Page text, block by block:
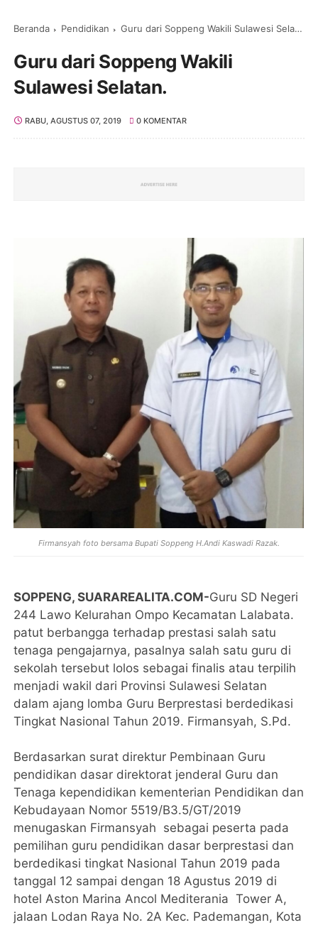
Beranda Pendidikan Guru dari Soppeng Wakili Sulawesi Selatan.
Guru dari Soppeng Wakili
Sulawesi Selatan.
RABU, AGUSTUS 07, 2019 0 KOMENTAR
Firmansyah foto bersama Bupati Soppeng H.Andi Kaswadi Razak.
SOPPENG, SUARAREALITA.COM-Guru SD Negeri
244 Lawo Kelurahan Ompo Kecamatan Lalabata.
patut berbangga terhadap prestasi salah satu
tenaga pengajarnya, pasalnya salah satu guru di
sekolah tersebut lolos sebagai finalis atau terpilih
menjadi wakil dari Provinsi Sulawesi Selatan
dalam ajang lomba Guru Berprestasi berdedikasi
Tingkat Nasional Tahun 2019. Firmansyah, S.Pd.
Berdasarkan surat direktur Pembinaan Guru
pendidikan dasar direktorat jenderal Guru dan
Tenaga kependidikan kementerian Pendidikan dan
Kebudayaan Nomor 5519/B3.5/GT/2019
menugaskan Firmansyah sebagai peserta pada
pemilihan guru pendidikan dasar berprestasi dan
berdedikasi tingkat Nasional Tahun 2019 pada
tanggal 12 sampai dengan 18 Agustus 2019 di
hotel Aston Marina Ancol Mediterania Tower A,
jalaan Lodan Raya No. 2A Kec. Pademangan, Kota